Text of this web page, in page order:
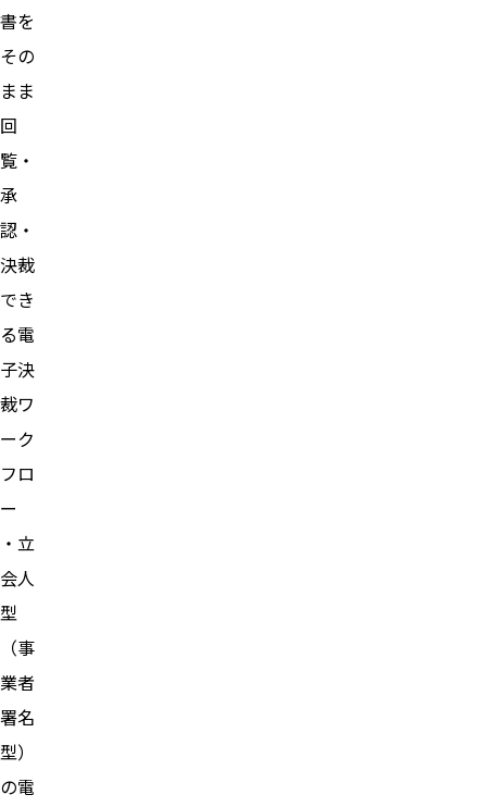
書を
その
まま
回
覧・
承
認・
決裁
でき
る電
子決
裁ワ
ーク
フロ
ー
・立
会人
型
（事
業者
署名
型）
の電